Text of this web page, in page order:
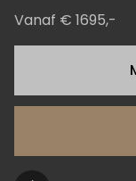
Vanaf € 1695,-